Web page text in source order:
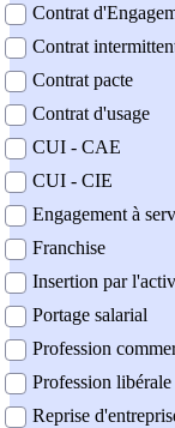
Contrat
Contrat
Contrat pacte
Contrat d'usage
CUI - CAE
CUI - CIE
Engagement à
Franchise
Insertion par
Portage salarial
Profession
Profession libérale
Reprise